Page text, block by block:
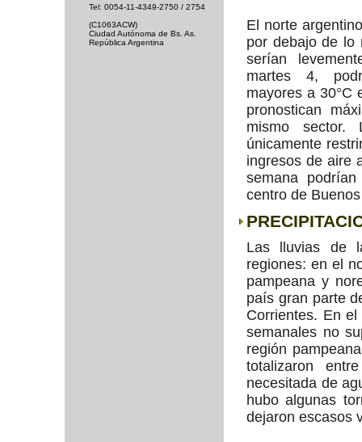
El norte
por debajo de lo
serían
martes 4,
mayores a 30°C
pronostican
mismo sector.
únicamente
ingresos de aire
semana
centro de
Las lluvias de
regiones: en el
pampeana y
país gran parte
Corrientes. En
semanales no
región
totalizaron
necesitada de
hubo algunas
dejaron escasos
Tel: 0054-11-4349-2750 / 2754
(C1063ACW)
Ciudad Autónoma de Bs. As.
República Argentina